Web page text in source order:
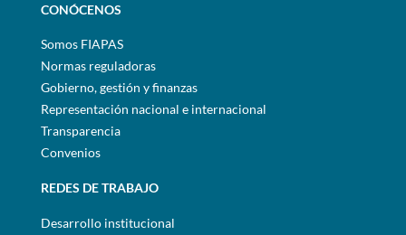
CONÓCENOS
Somos FIAPAS
Normas reguladoras
Gobierno, gestión y finanzas
Representación nacional e internacional
Transparencia
Convenios
REDES DE TRABAJO
Desarrollo institucional